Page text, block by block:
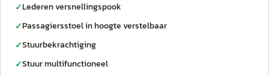
✓Lederen versnellingspook
✓Passagiersstoel in hoogte verstelbaar
✓Stuurbekrachtiging
✓Stuur multifunctioneel